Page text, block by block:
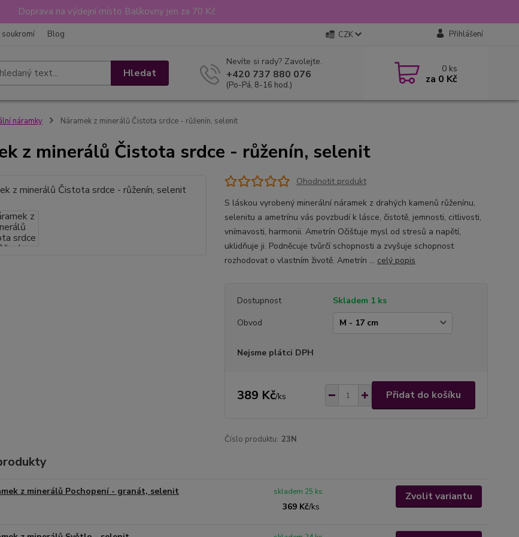
Doprava na výdejní místo Balíkovny jen za 70 Kč
soukromí Blog CZK Přihlášení
Hledat
Nevíte si rady? Zavolejte.
+420 737 880 076
(Po-Pá, 8-16 hod.)
0 ks
za 0 Kč
náramky Náramek z minerálů Čistota srdce - růženín, selenit
z minerálů Čistota srdce - růženín, selenit
Ohodnotit produkt
S láskou vyrobený minerální náramek z drahých kamenů růženínu,
selenitu a ametrínu vás povzbudí k lásce, čistotě, jemnosti, citlivosti,
vnímavosti, harmonii. Ametrín Očišťuje mysl od stresů a napětí,
uklidňuje ji. Podněcuje tvůrčí schopnosti a zvyšuje schopnost
rozhodovat o vlastním životě. Ametrín ... celý popis
Dostupnost
Skladem 1 ks
Obvod
Nejsme plátci DPH
389 Kč/ks Přidat do košíku
Číslo produktu: 23N
z minerálů Pochopení - granát, selenit
369 Kč/ks
skladem 25 ks Zvolit variantu